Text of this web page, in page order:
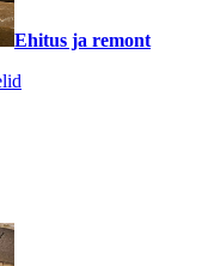
Ehitus ja remont